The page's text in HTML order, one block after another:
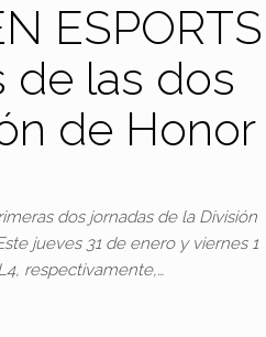
ESPORTS
de las dos
de Honor
dos jornadas de la División
jueves 31 de enero y viernes 1
respectivamente,…